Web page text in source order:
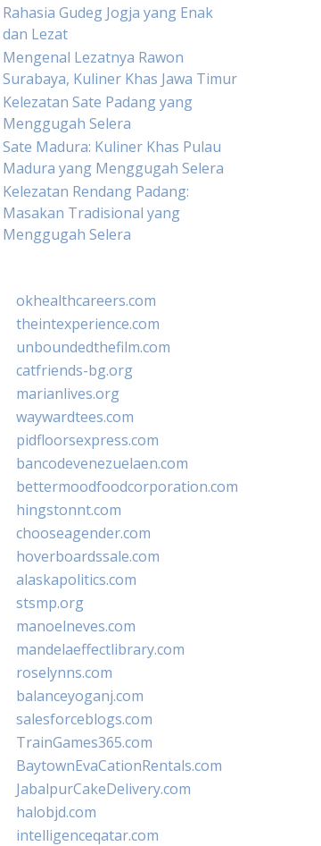
Rahasia Gudeg Jogja yang Enak
dan Lezat
Mengenal Lezatnya Rawon
Surabaya, Kuliner Khas Jawa Timur
Kelezatan Sate Padang yang
Menggugah Selera
Sate Madura: Kuliner Khas Pulau
Madura yang Menggugah Selera
Kelezatan Rendang Padang:
Masakan Tradisional yang
Menggugah Selera
okhealthcareers.com
theintexperience.com
unboundedthefilm.com
catfriends-bg.org
marianlives.org
waywardtees.com
pidfloorsexpress.com
bancodevenezuelaen.com
bettermoodfoodcorporation.com
hingstonnt.com
chooseagender.com
hoverboardssale.com
alaskapolitics.com
stsmp.org
manoelneves.com
mandelaeffectlibrary.com
roselynns.com
balanceyoganj.com
salesforceblogs.com
TrainGames365.com
BaytownEvaCationRentals.com
JabalpurCakeDelivery.com
halobjd.com
intelligenceqatar.com